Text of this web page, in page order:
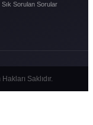
Sık Sorulan Sorular
Saklıdır.